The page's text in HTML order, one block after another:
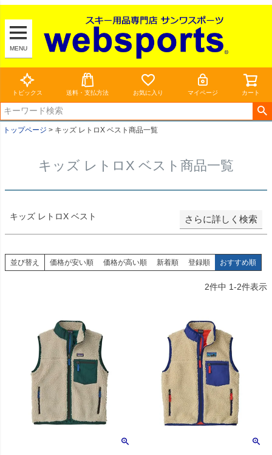
MENU
トピックス 送料・支払方法 お気に入り マイページ カート
トップページ キッズ レトロX ベスト商品一覧
キッズ レトロX ベスト商品一覧
キッズ レトロX ベスト さらに詳しく検索
新着順
価格が高い順
優先度順
レビュー順
キーワードヒット順
並び替え 価格が安い順 価格が高い順 新着順 登録順 おすすめ順
2件中 1-2件表示